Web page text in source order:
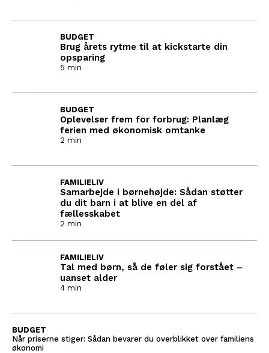
Brug årets rytme til at kickstarte din
opsparing
BUDGET
5 min
Oplevelser frem for forbrug: Planlæg
ferien med økonomisk omtanke
BUDGET
2 min
Samarbejde i børnehøjde: Sådan støtter
du dit barn i at blive en del af
fællesskabet
FAMILIELIV
2 min
Tal med børn, så de føler sig forstået –
uanset alder
FAMILIELIV
4 min
Når priserne stiger: Sådan bevarer du overblikket over familiens
økonomi
BUDGET